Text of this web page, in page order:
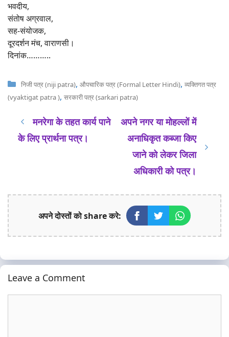
भवदीय,
संतोष अग्रवाल,
सह-संयोजक,
दूरदर्शन मंच, वाराणसी।
दिनांक………..
Categories
निजी पत्र (niji patra), औपचारिक पत्र (Formal Letter Hindi), व्यक्तिगत पत्र
(vyaktigat patra ), सरकारी पत्र (sarkari patra)
मनरेगा के तहत कार्य पाने
के लिए प्रार्थना पत्र।
अपने नगर या मोहल्लों में
अनाधिकृत कब्जा किए
जाने को लेकर जिला
अधिकारी को पत्र।
अपने दोस्तों को share करे:
Leave a Comment